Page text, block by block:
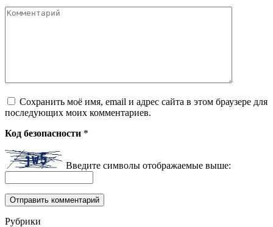
Комментарий
Сохранить моё имя, email и адрес сайта в этом браузере для
последующих моих комментариев.
Код безопасности *
Введите символы отображаемые выше:
Рубрики